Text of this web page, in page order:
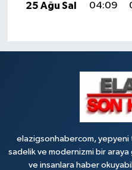
25 Ağu Sal
04:09
elazigsonhabercom, yepyeni
sadelik ve modernizmi bir araya
ve insanlara haber